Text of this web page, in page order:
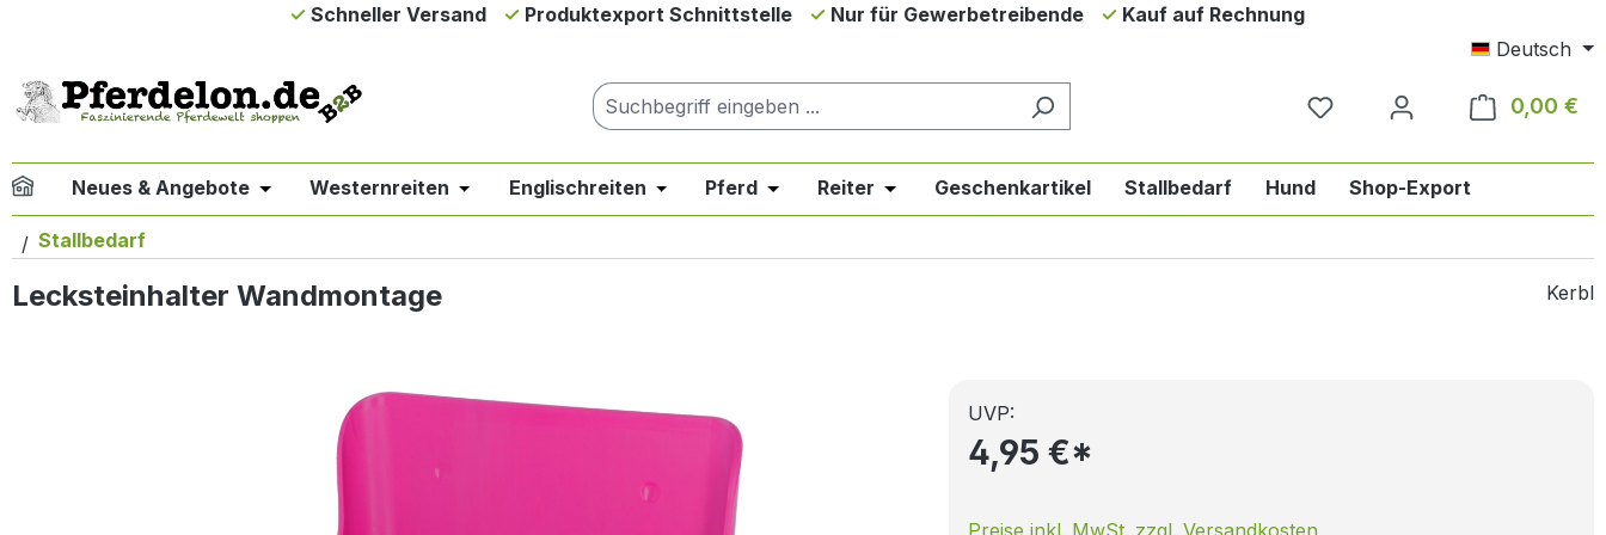
Zur Hauptnavigation springen
Schneller Versand Produktexport Schnittstelle Nur für Gewerbetreibende
Kauf auf Rechnung
Deutsch
0,00 €
Neues & Angebote Öffne oder Schließe das Dropdown der Kategorie Neues & Angebote
Westernreiten Öffne oder Schließe das Dropdown der Kategorie Westernreiten
Englischreiten Öffne oder Schließe das Dropdown der Kategorie Englischreiten
Pferd Öffne oder Schließe das Dropdown der Kategorie Pferd
Reiter Öffne oder Schließe das Dropdown der Kategorie Reiter
Geschenkartikel Stallbedarf Hund Shop-Export
Stallbedarf
Lecksteinhalter Wandmontage Kerbl
UVP:
4,95 €*